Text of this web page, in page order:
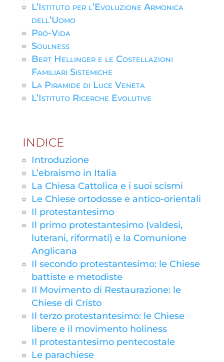
L’Istituto per l’Evoluzione Armonica
dell’Uomo
Pró-Vida
Soulness
Bert Hellinger e le Costellazioni
Familiari Sistemiche
La Piramide di Luce Veneta
L’Istituto Ricerche Evolutive
INDICE
Introduzione
L’ebraismo in Italia
La Chiesa Cattolica e i suoi scismi
Le Chiese ortodosse e antico-orientali
Il protestantesimo
Il primo protestantesimo (valdesi,
luterani, riformati) e la Comunione
Anglicana
Il secondo protestantesimo: le Chiese
battiste e metodiste
Il Movimento di Restaurazione: le
Chiese di Cristo
Il terzo protestantesimo: le Chiese
libere e il movimento holiness
Il protestantesimo pentecostale
Le parachiese